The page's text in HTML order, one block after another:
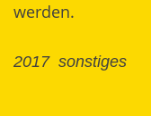
werden.
2017 sonstiges